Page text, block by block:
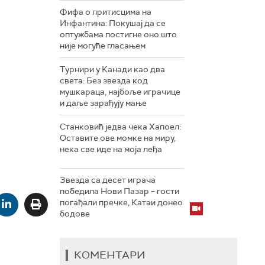
Фифа о притисцима на
Инфантина: Покушај да се
оптужбама постигне оно што
није могуће гласањем
Турнири у Канади као два
света: Без звезда код
мушкараца, најбоље играчице
и даље зарађују мање
Станковић једва чека Хапоел:
Оставите ове момке на миру,
нека све иде на моја леђа
Звезда са десет играча
победила Нови Пазар – гости
погађали пречке, Катаи донео
бодове
КОМЕНТАРИ